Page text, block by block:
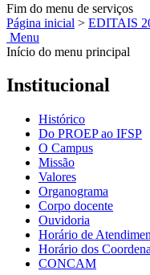
Fim do menu de serviços
Página inicial > EDITAIS
Menu
Início do menu principal
Institucional
Histórico
Do PROEP ao IFSP
O Campus
Missão
Valores
Organograma
Corpo docente
Ouvidoria
Horário de
Horário dos
CONCAM